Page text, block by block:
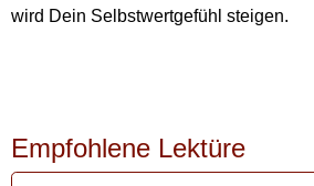
wird Dein Selbstwertgefühl steigen.
Empfohlene Lektüre